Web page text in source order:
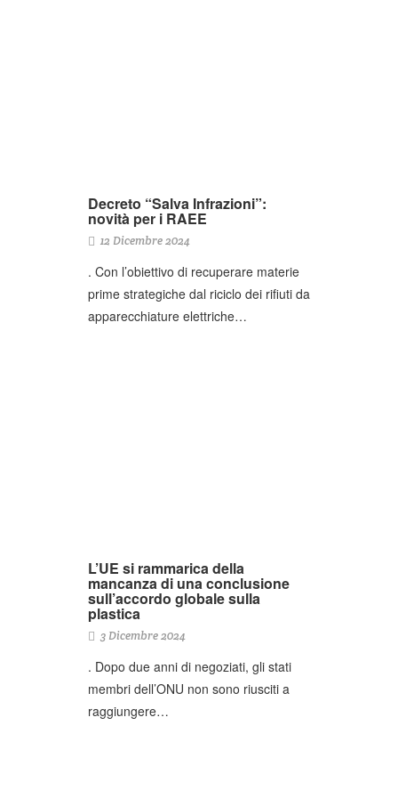
Decreto “Salva Infrazioni”:
novità per i RAEE
12 Dicembre 2024
. Con l’obiettivo di recuperare materie
prime strategiche dal riciclo dei rifiuti da
apparecchiature elettriche…
L’UE si rammarica della
mancanza di una conclusione
sull’accordo globale sulla
plastica
3 Dicembre 2024
. Dopo due anni di negoziati, gli stati
membri dell’ONU non sono riusciti a
raggiungere…